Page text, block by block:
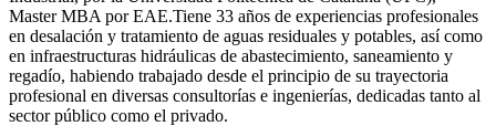
Master MBA por EAE.Tiene 33 años de experiencias profesionales
en desalación y tratamiento de aguas residuales y potables, así como
en infraestructuras hidráulicas de abastecimiento, saneamiento y
regadío, habiendo trabajado desde el principio de su trayectoria
profesional en diversas consultorías e ingenierías, dedicadas tanto al
sector público como el privado.